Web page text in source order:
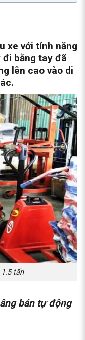
xe với tính năng
đi bằng tay đã
lên cao vào di
tấn
bán tự động